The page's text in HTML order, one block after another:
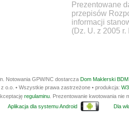
Prezentowane
przepisów
informacji
(Dz. U. z 2005
Notowania GPW/NC dostarcza Dom Maklerski
o.o. • Wszystkie prawa zastrzeżone • produkcja:
regulaminu . Prezentowanie kwotowania
Aplikacja dla systemu Android Dla